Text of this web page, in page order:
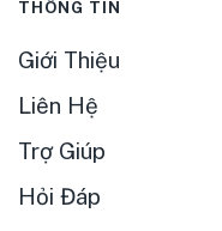
THÔNG TIN
Giới Thiệu
Liên Hệ
Trợ Giúp
Hỏi Đáp